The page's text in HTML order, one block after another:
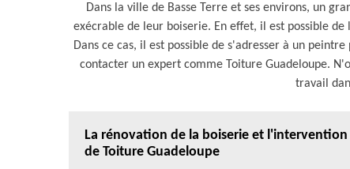
Dans la ville de Basse Terre et ses environs, un
exécrable de leur boiserie. En effet, il est possible
Dans ce cas, il est possible de s'adresser à un
contacter un expert comme Toiture Guadeloupe.
travail
La rénovation de la boiserie et l'intervention
de Toiture Guadeloupe